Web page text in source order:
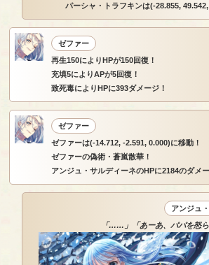
パーシャ・トラフキンは(-28.855, 49.542,
ゼファー
再生150によりHPが150回復！
充填5によりAPが5回復！
致死毒によりHPに393ダメージ！
ゼファー
ゼファーは(-14.712, -2.591, 0.000)に移動！
ゼファーの偽術・蒼嵐散華！
アンジュ・サルディーネのHPに2184のダメー
アンジュ
「……」「あーあ、パパを怒ら